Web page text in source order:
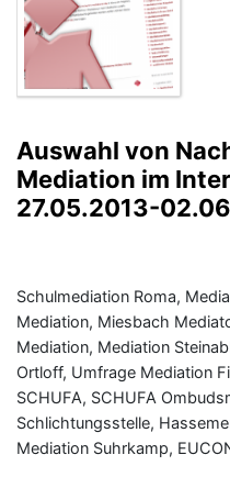
Auswahl von
Mediation im
27.05.2013-
Schulmediation Roma,
Mediation, Miesbach
Mediation, Mediation
Ortloff, Umfrage Mediation
SCHUFA, SCHUFA
Schlichtungsstelle,
Mediation Suhrkamp,